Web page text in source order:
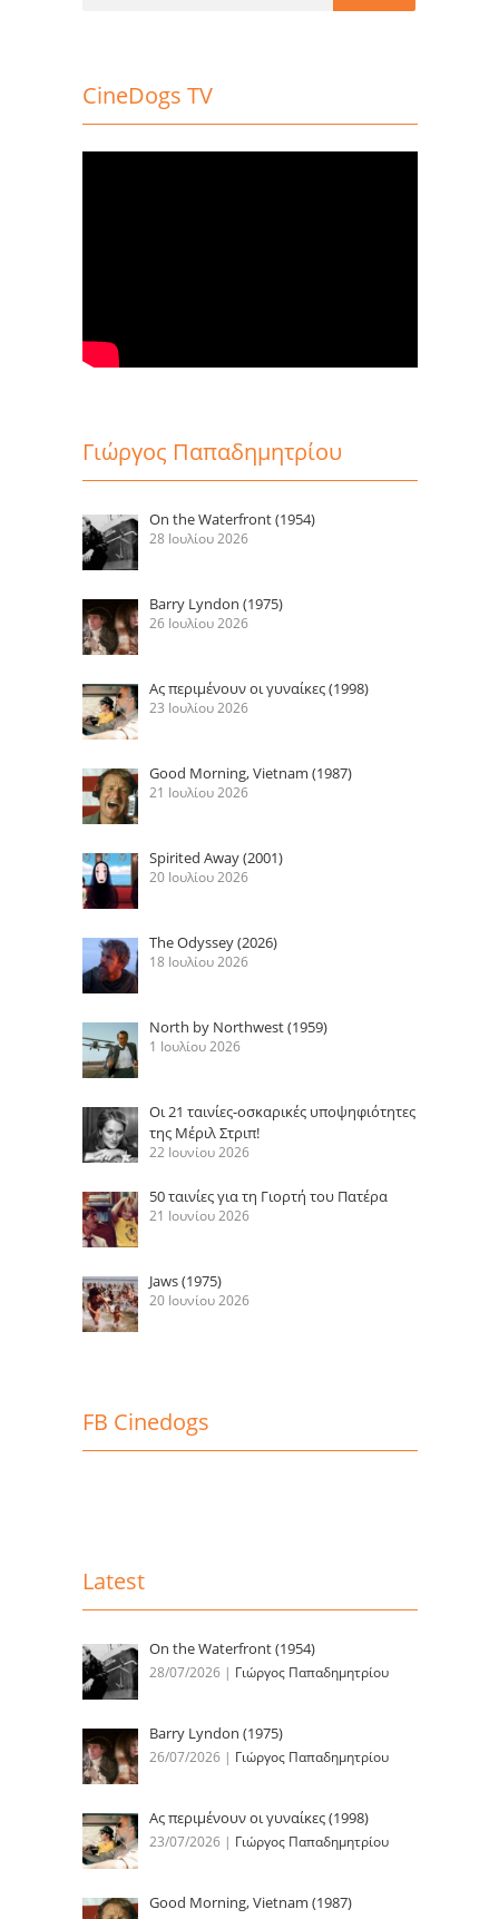
CineDogs TV
Γιώργος Παπαδημητρίου
On the Waterfront (1954)
28 Ιουλίου 2026
Barry Lyndon (1975)
26 Ιουλίου 2026
Ας περιμένουν οι γυναίκες (1998)
23 Ιουλίου 2026
Good Morning, Vietnam (1987)
21 Ιουλίου 2026
Spirited Away (2001)
20 Ιουλίου 2026
The Odyssey (2026)
18 Ιουλίου 2026
North by Northwest (1959)
1 Ιουλίου 2026
Οι 21 ταινίες-οσκαρικές υποψηφιότητες
της Μέριλ Στριπ!
22 Ιουνίου 2026
50 ταινίες για τη Γιορτή του Πατέρα
21 Ιουνίου 2026
Jaws (1975)
20 Ιουνίου 2026
FB Cinedogs
Latest
On the Waterfront (1954)
28/07/2026 | Γιώργος Παπαδημητρίου
Barry Lyndon (1975)
26/07/2026 | Γιώργος Παπαδημητρίου
Ας περιμένουν οι γυναίκες (1998)
23/07/2026 | Γιώργος Παπαδημητρίου
Good Morning, Vietnam (1987)